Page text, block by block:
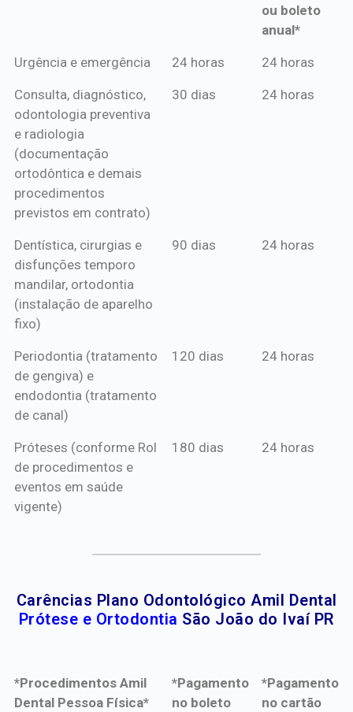
ou boleto
anual*
*Procedimentos Amil
*Pagamento
mensal*
*Pagamento
de crédito
Urgência e emergência 24 horas 24 horas
Consulta, diagnóstico,
odontologia preventiva
e radiologia
(documentação
ortodôntica e demais
procedimentos
previstos em contrato)
30 dias 24 horas
Dentística, cirurgias e
disfunções temporo
mandilar, ortodontia
(instalação de aparelho
fixo)
90 dias 24 horas
Periodontia (tratamento
de gengiva) e
endodontia (tratamento
de canal)
120 dias 24 horas
Próteses (conforme Rol
de procedimentos e
eventos em saúde
vigente)
180 dias 24 horas
Carências Plano Odontológico Amil Dental
Prótese e Ortodontia São João do Ivaí PR
*Procedimentos Amil
Dental Pessoa Física*
*Pagamento
no boleto
*Pagamento
no cartão